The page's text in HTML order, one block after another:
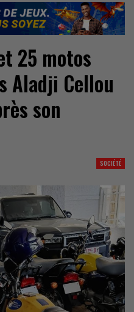
25 motos
Aladji Cellou
son
SOCIÉTÉ